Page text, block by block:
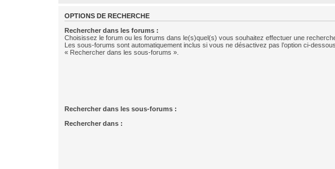
OPTIONS DE RECHERCHE
Rechercher dans les forums :
Choisissez le forum ou les forums dans le(s)quel(s) vous souhaitez effectuer une
Les sous-forums sont automatiquement inclus si vous ne désactivez pas l’option ci-dessous
« Rechercher dans les sous-forums ».
Rechercher dans les sous-forums :
Rechercher dans :